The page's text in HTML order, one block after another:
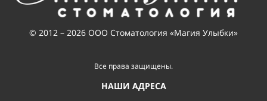
© 2012 – 2026 ООО Стоматология «Магия Улыбки»
Все права защищены.
НАШИ АДРЕСА